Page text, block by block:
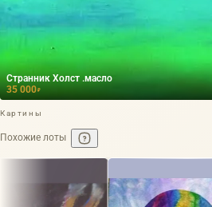
Странник Холст .масло
35 000₽
Картины
Похожие лоты